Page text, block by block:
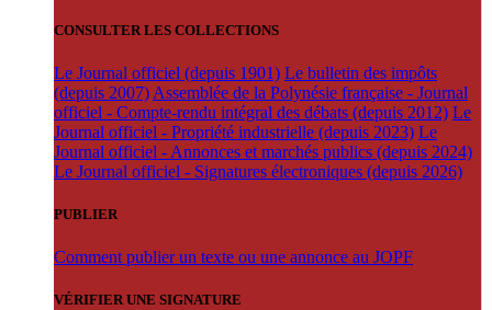
CONSULTER LES COLLECTIONS
Le Journal officiel (depuis 1901) Le bulletin des impôts
(depuis 2007) Assemblée de la Polynésie française - Journal
officiel - Compte-rendu intégral des débats (depuis 2012) Le
Journal officiel - Propriété industrielle (depuis 2023) Le
Journal officiel - Annonces et marchés publics (depuis 2024)
Le Journal officiel - Signatures électroniques (depuis 2026)
PUBLIER
Comment publier un texte ou une annonce au JOPF
VÉRIFIER UNE SIGNATURE